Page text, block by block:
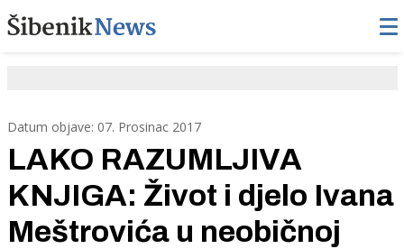
Datum objave: 07. Prosinac 2017
LAKO RAZUMLJIVA
KNJIGA: Život i djelo Ivana
Meštrovića u neobičnoj